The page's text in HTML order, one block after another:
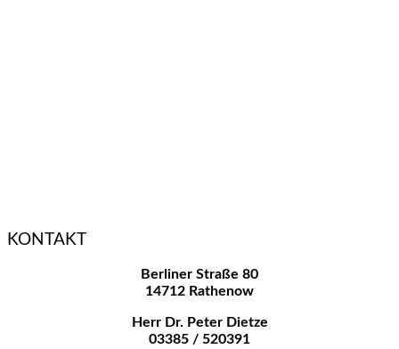
KONTAKT
Berliner Straße 80
14712 Rathenow
Herr Dr. Peter Dietze
03385 / 520391